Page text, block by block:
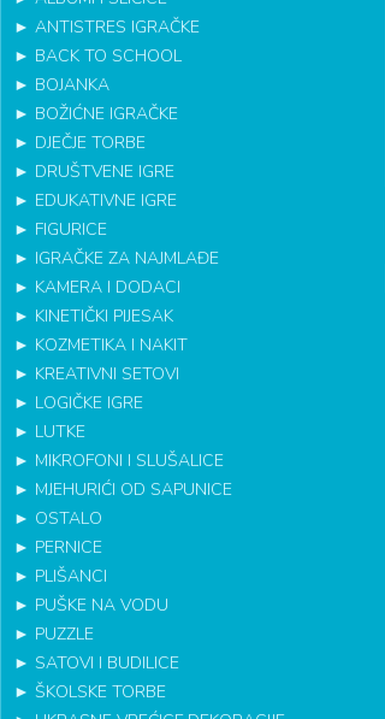
► ANTISTRES IGRAČKE
► BACK TO SCHOOL
► BOJANKA
► BOŽIĆNE IGRAČKE
► DJEČJE TORBE
► DRUŠTVENE IGRE
► EDUKATIVNE IGRE
► FIGURICE
► IGRAČKE ZA NAJMLAĐE
► KAMERA I DODACI
► KINETIČKI PIJESAK
► KOZMETIKA I NAKIT
► KREATIVNI SETOVI
► LOGIČKE IGRE
► LUTKE
► MIKROFONI I SLUŠALICE
► MJEHURIĆI OD SAPUNICE
► OSTALO
► PERNICE
► PLIŠANCI
► PUŠKE NA VODU
► PUZZLE
► SATOVI I BUDILICE
► ŠKOLSKE TORBE